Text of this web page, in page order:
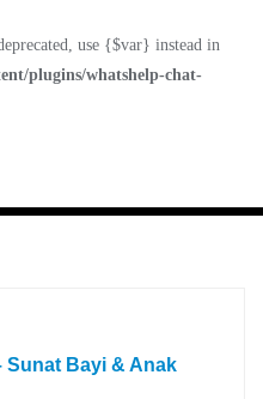
use {$var} instead in
plugins/whatshelp-chat-
Sunat Bayi & Anak